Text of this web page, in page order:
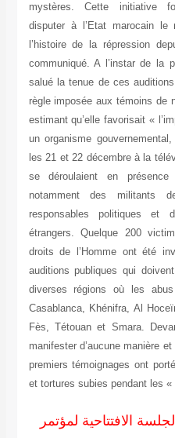
mystères. Cette initiative
disputer à l’Etat marocain le
l’histoire de la répression
communiqué. A l’instar de la
salué la tenue de ces
règle imposée aux témoins de
estimant qu’elle favorisait «
un organisme
les 21 et 22 décembre à la
se déroulaient en
notamment des militants
responsables politiques et
étrangers. Quelque 200
droits de l’Homme ont été
auditions publiques qui
diverses régions où les
Casablanca, Khénifra, Al
Fès, Tétouan et Smara.
manifester d’aucune manière
premiers témoignages ont
et tortures subies pendant les «
الافتتاحية لمؤتمر